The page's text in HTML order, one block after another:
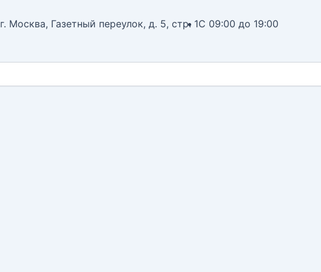
г. Москва, Газетный переулок, д. 5, стр. 1С 09:00 до 19:00